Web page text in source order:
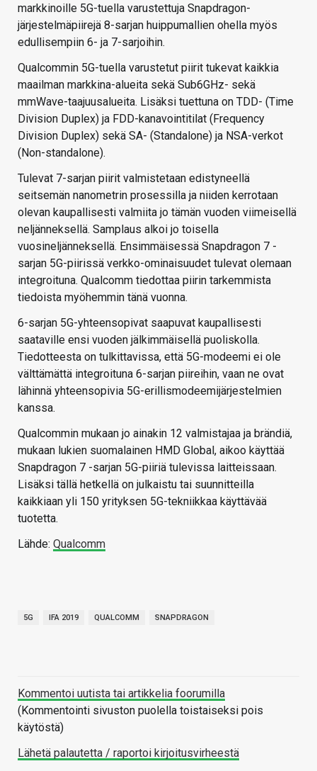
markkinoille 5G-tuella varustettuja Snapdragon-
järjestelmäpiirejä 8-sarjan huippumallien ohella myös
edullisempiin 6- ja 7-sarjoihin.
Qualcommin 5G-tuella varustetut piirit tukevat kaikkia
maailman markkina-alueita sekä Sub6GHz- sekä
mmWave-taajuusalueita. Lisäksi tuettuna on TDD- (Time
Division Duplex) ja FDD-kanavointitilat (Frequency
Division Duplex) sekä SA- (Standalone) ja NSA-verkot
(Non-standalone).
Tulevat 7-sarjan piirit valmistetaan edistyneellä
seitsemän nanometrin prosessilla ja niiden kerrotaan
olevan kaupallisesti valmiita jo tämän vuoden viimeisellä
neljänneksellä. Samplaus alkoi jo toisella
vuosineljänneksellä. Ensimmäisessä Snapdragon 7 -
sarjan 5G-piirissä verkko-ominaisuudet tulevat olemaan
integroituna. Qualcomm tiedottaa piirin tarkemmista
tiedoista myöhemmin tänä vuonna.
6-sarjan 5G-yhteensopivat saapuvat kaupallisesti
saataville ensi vuoden jälkimmäisellä puoliskolla.
Tiedotteesta on tulkittavissa, että 5G-modeemi ei ole
välttämättä integroituna 6-sarjan piireihin, vaan ne ovat
lähinnä yhteensopivia 5G-erillismodeemijärjestelmien
kanssa.
Qualcommin mukaan jo ainakin 12 valmistajaa ja brändiä,
mukaan lukien suomalainen HMD Global, aikoo käyttää
Snapdragon 7 -sarjan 5G-piiriä tulevissa laitteissaan.
Lisäksi tällä hetkellä on julkaistu tai suunnitteilla
kaikkiaan yli 150 yrityksen 5G-tekniikkaa käyttävää
tuotetta.
Lähde: Qualcomm
5G IFA 2019 QUALCOMM SNAPDRAGON
Kommentoi uutista tai artikkelia foorumilla
(Kommentointi sivuston puolella toistaiseksi pois
käytöstä)
Lähetä palautetta / raportoi kirjoitusvirheestä